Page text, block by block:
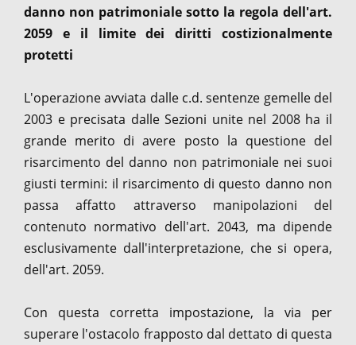
danno non patrimoniale sotto la regola dell'art.
2059 e il limite dei diritti costizionalmente
protetti
L'operazione avviata dalle c.d. sentenze gemelle del
2003 e precisata dalle Sezioni unite nel 2008 ha il
grande merito di avere posto la questione del
risarcimento del danno non patrimoniale nei suoi
giusti termini: il risarcimento di questo danno non
passa affatto attraverso manipolazioni del
contenuto normativo dell'art. 2043, ma dipende
esclusivamente dall'interpretazione, che si opera,
dell'art. 2059.
Con questa corretta impostazione, la via per
superare l'ostacolo frapposto dal dettato di questa